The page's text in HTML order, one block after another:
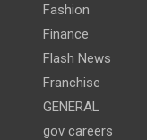
Fashion
Finance
Flash News
Franchise
GENERAL
gov careers